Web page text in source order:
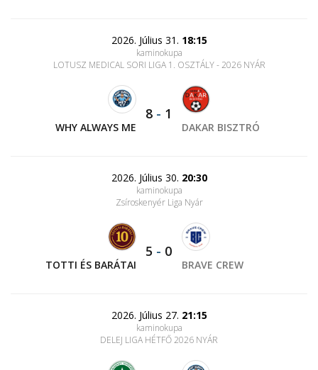
2026. Július 31. 18:15
kaminokupa
LOTUSZ MEDICAL SORI LIGA 1. OSZTÁLY - 2026 NYÁR
WHY ALWAYS ME
8 - 1
DAKAR BISZTRÓ
2026. Július 30. 20:30
kaminokupa
Zsíroskenyér Liga Nyár
TOTTI ÉS BARÁTAI
5 - 0
BRAVE CREW
2026. Július 27. 21:15
kaminokupa
DELEJ LIGA HÉTFŐ 2026 NYÁR